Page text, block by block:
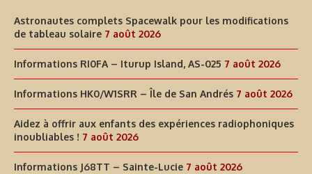
Astronautes complets Spacewalk pour les modifications
de tableau solaire 7 août 2026
Informations RI0FA – Iturup Island, AS-025 7 août 2026
Informations HK0/W1SRR – Île de San Andrés 7 août 2026
Aidez à offrir aux enfants des expériences radiophoniques
inoubliables ! 7 août 2026
Informations J68TT – Sainte-Lucie 7 août 2026